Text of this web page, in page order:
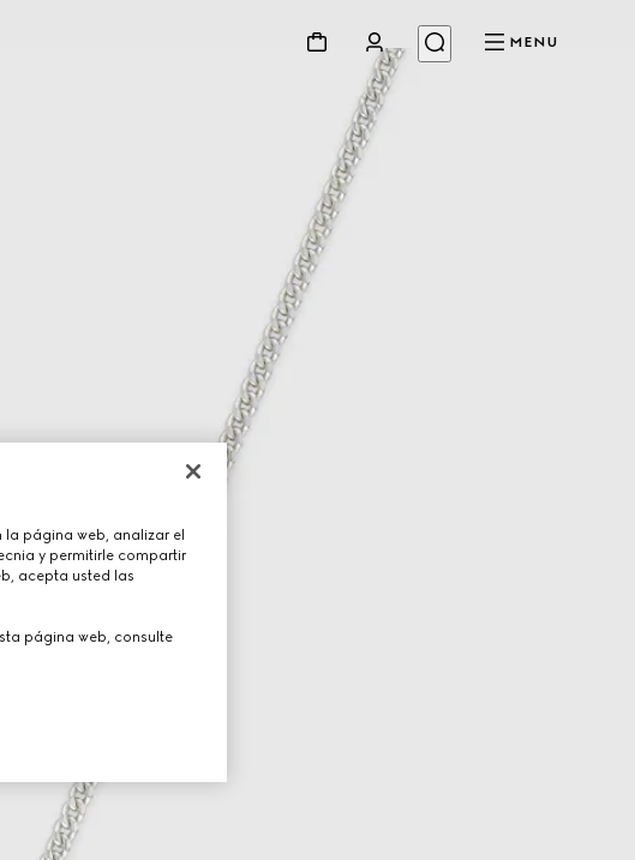
MENU
página web, analizar el
y permitirle compartir
acepta usted las
página web, consulte